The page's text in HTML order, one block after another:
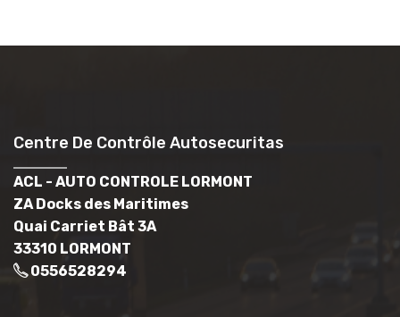
Centre De Contrôle Autosecuritas
ACL - AUTO CONTROLE LORMONT
ZA Docks des Maritimes
Quai Carriet Bât 3A
33310 LORMONT
0556528294